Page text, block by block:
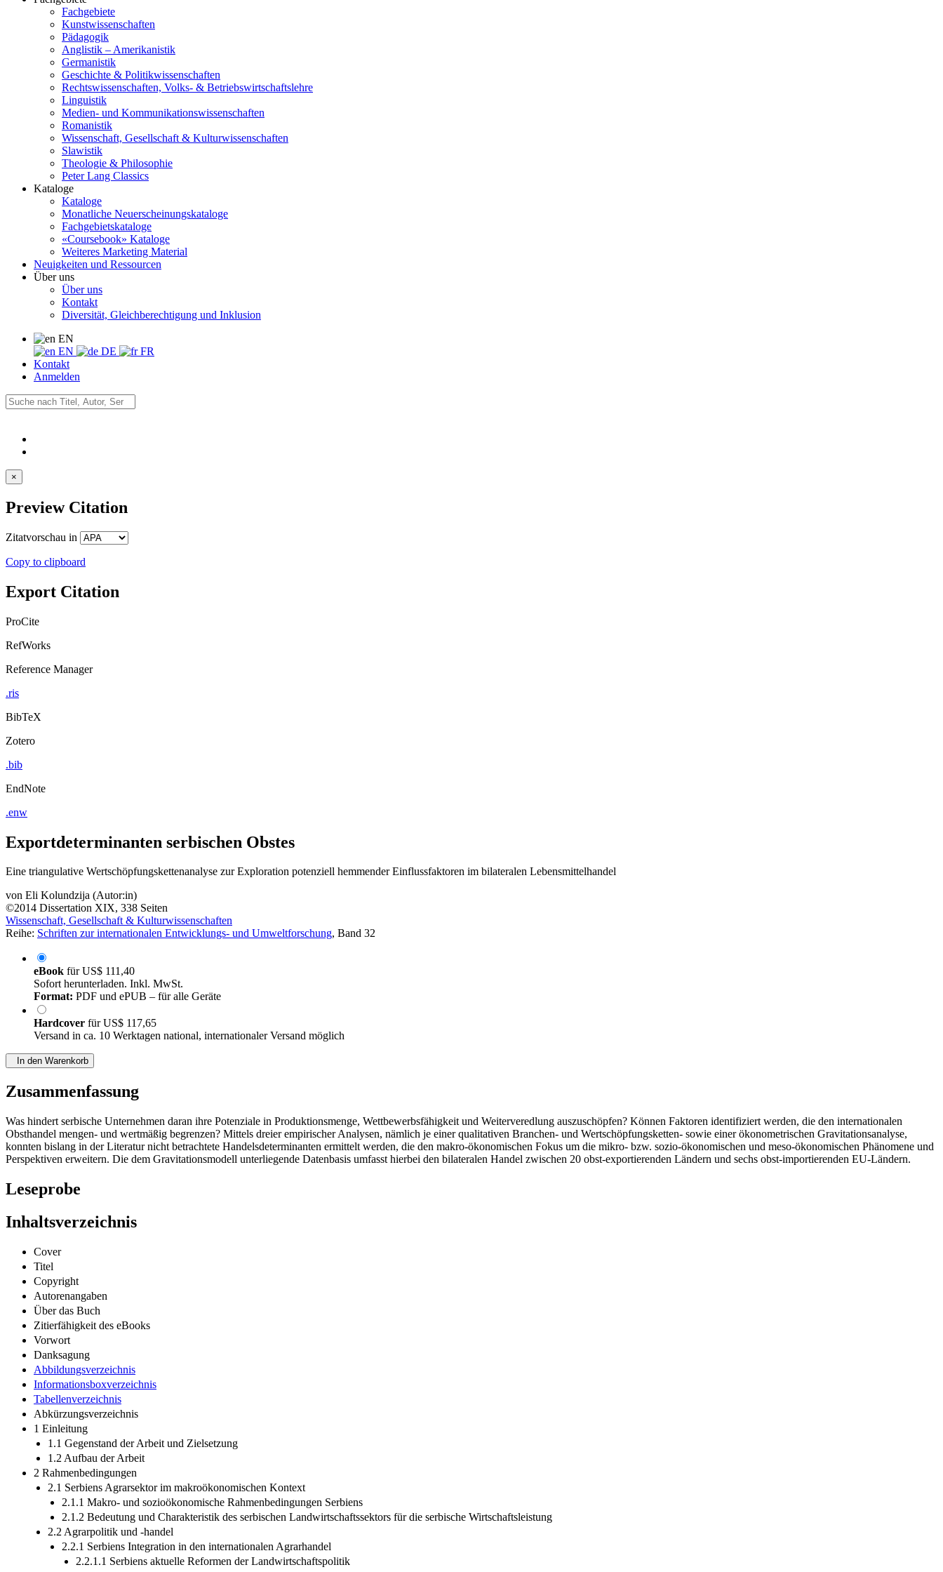
Fachgebiete
Kunstwissenschaften
Pädagogik
Anglistik – Amerikanistik
Germanistik
Geschichte & Politikwissenschaften
Rechtswissenschaften, Volks- & Betriebswirtschaftslehre
Linguistik
Medien- und Kommunikationswissenschaften
Romanistik
Wissenschaft, Gesellschaft & Kulturwissenschaften
Slawistik
Theologie & Philosophie
Peter Lang Classics
Kataloge
Kataloge
Monatliche Neuerscheinungskataloge
Fachgebietskataloge
«Coursebook» Kataloge
Weiteres Marketing Material
Neuigkeiten und Ressourcen
Über uns
Über uns
Kontakt
Diversität, Gleichberechtigung und Inklusion
EN
EN
DE
FR
Kontakt
Anmelden
×
Preview Citation
Zitatvorschau in
Copy to clipboard
Export Citation
ProCite
RefWorks
Reference Manager
.ris
BibTeX
Zotero
.bib
EndNote
.enw
Exportdeterminanten serbischen Obstes
Eine triangulative Wertschöpfungskettenanalyse zur Exploration potenziell hemmender Einflussfaktoren im bilateralen Lebensmittelhandel
von Eli Kolundzija (Autor:in)
©2014 Dissertation XIX, 338 Seiten
Wissenschaft, Gesellschaft & Kulturwissenschaften
Reihe: Schriften zur internationalen Entwicklungs- und Umweltforschung, Band 32
eBook fürUS$ 111,40
Sofort herunterladen. Inkl. MwSt.
Format: PDF und ePUB – für alle Geräte
Hardcover fürUS$ 117,65
Versand in ca. 10 Werktagen national, internationaler Versand möglich
In den Warenkorb
Zusammenfassung
Was hindert serbische Unternehmen daran ihre Potenziale in Produktionsmenge, Wettbewerbsfähigkeit und Weiterveredlung auszuschöpfen? Können Faktoren identifiziert werden, die den internationalen
Obsthandel mengen- und wertmäßig begrenzen? Mittels dreier empirischer Analysen, nämlich je einer qualitativen Branchen- und Wertschöpfungsketten- sowie einer ökonometrischen Gravitationsanalyse,
konnten bislang in der Literatur nicht betrachtete Handelsdeterminanten ermittelt werden, die den makro-ökonomischen Fokus um die mikro- bzw. sozio-ökonomischen und meso-ökonomischen Phänomene und
Perspektiven erweitern. Die dem Gravitationsmodell unterliegende Datenbasis umfasst hierbei den bilateralen Handel zwischen 20 obst-exportierenden Ländern und sechs obst-importierenden EU-Ländern.
Leseprobe
Inhaltsverzeichnis
Cover
Titel
Copyright
Autorenangaben
Über das Buch
Zitierfähigkeit des eBooks
Vorwort
Danksagung
Abbildungsverzeichnis
Informationsboxverzeichnis
Tabellenverzeichnis
Abkürzungsverzeichnis
1 Einleitung
1.1 Gegenstand der Arbeit und Zielsetzung
1.2 Aufbau der Arbeit
2 Rahmenbedingungen
2.1 Serbiens Agrarsektor im makroökonomischen Kontext
2.1.1 Makro- und sozioökonomische Rahmenbedingungen Serbiens
2.1.2 Bedeutung und Charakteristik des serbischen Landwirtschaftssektors für die serbische Wirtschaftsleistung
2.2 Agrarpolitik und -handel
2.2.1 Serbiens Integration in den internationalen Agrarhandel
2.2.1.1 Serbiens aktuelle Reformen der Landwirtschaftspolitik